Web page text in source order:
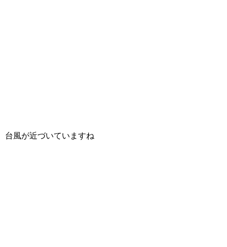
台風が近づいていますね